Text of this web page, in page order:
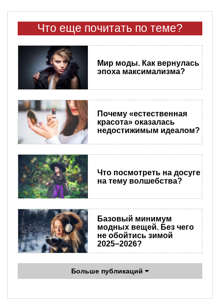
Что еще почитать по теме?
Мир моды. Как вернулась
эпоха максимализма?
Почему «естественная
красота» оказалась
недостижимым идеалом?
Что посмотреть на досуге
на тему волшебства?
Базовый минимум
модных вещей. Без чего
не обойтись зимой
2025−2026?
Больше публикаций